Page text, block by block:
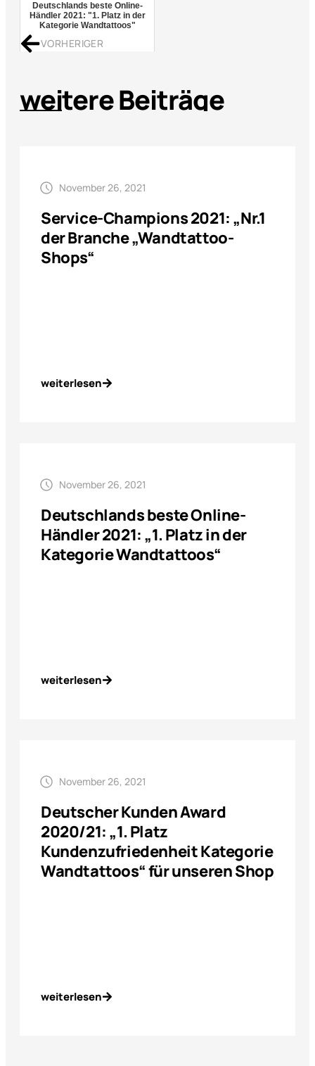
Deutschlands beste Online-
Händler 2021: "1. Platz in der
Kategorie Wandtattoos"
VORHERIGER
weitere Beiträge
November 26, 2021
Service-Champions 2021: „Nr.1
der Branche „Wandtattoo-
Shops“
weiterlesen
November 26, 2021
Deutschlands beste Online-
Händler 2021: „1. Platz in der
Kategorie Wandtattoos“
weiterlesen
November 26, 2021
Deutscher Kunden Award
2020/21: „1. Platz
Kundenzufriedenheit Kategorie
Wandtattoos“ für unseren Shop
weiterlesen